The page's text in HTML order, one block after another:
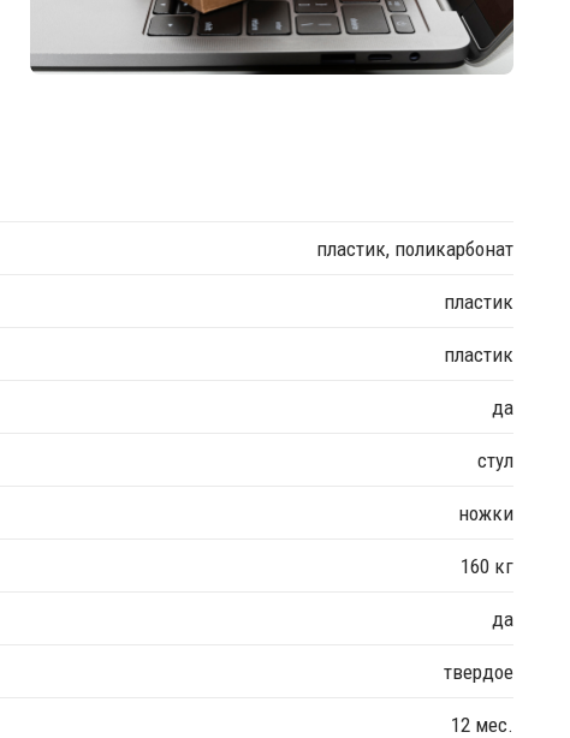
пластик, поликарбонат
пластик
пластик
да
стул
ножки
160 кг
да
твердое
12 мес.